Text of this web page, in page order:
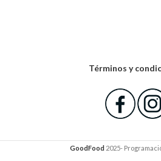
Términos y
GoodFood 2025-